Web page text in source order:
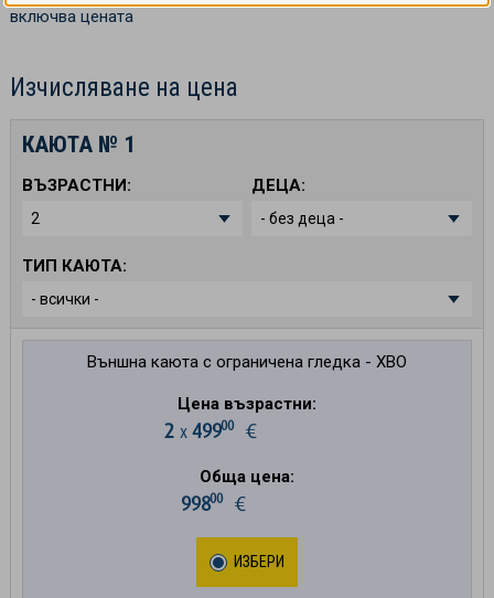
включва цената
Изчисляване на цена
КАЮТА № 1
ВЪЗРАСТНИ: ДЕЦА:
ТИП КАЮТА:
Външна каюта с ограничена гледка - XBO
Цена възрастни:
2 х 49900€
Обща цена:
99800€
ИЗБЕРИ